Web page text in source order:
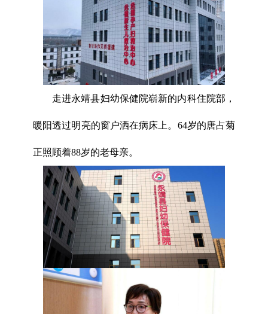
走进永靖县妇幼保健院崭新的内科住院部，
暖阳透过明亮的窗户洒在病床上。64岁的唐占菊
正照顾着88岁的老母亲。